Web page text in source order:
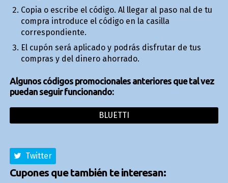
Copia o escribe el código. Al llegar al paso final de tu
compra introduce el código en la casilla
correspondiente.
El cupón será aplicado y podrás disfrutar de tus
compras y del dinero ahorrado.
Algunos códigos promocionales anteriores que tal vez
puedan seguir funcionando:
BLUETTI
Twitter
Cupones que también te interesan: